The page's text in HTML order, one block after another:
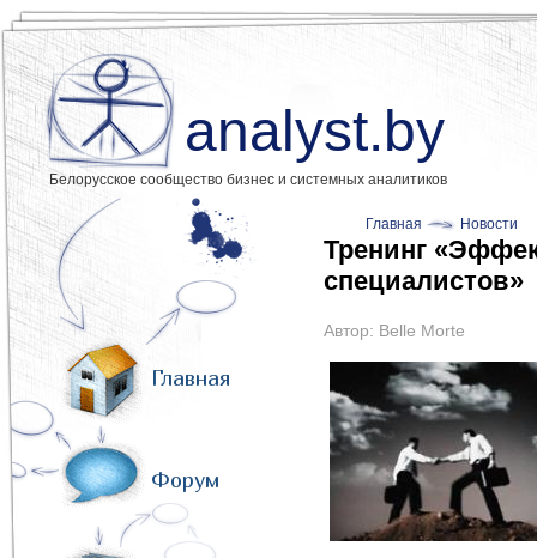
analyst.by
Белорусское сообщество бизнес и системных аналитиков
Главная
Форум
Главная Новости
Тренинг
специалистов»
Автор: Belle Morte